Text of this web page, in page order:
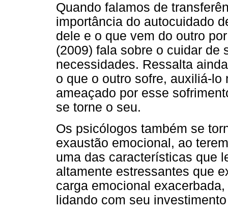
Quando falamos de
importância do autocuidado
dele e o que vem do outro
(2009) fala sobre o cuidar de
necessidades. Ressalta
o que o outro sofre, auxiliá-
ameaçado por esse
se torne o seu.
Os psicólogos também se
exaustão emocional, ao
uma das características que
altamente estressantes que
carga emocional
lidando com seu